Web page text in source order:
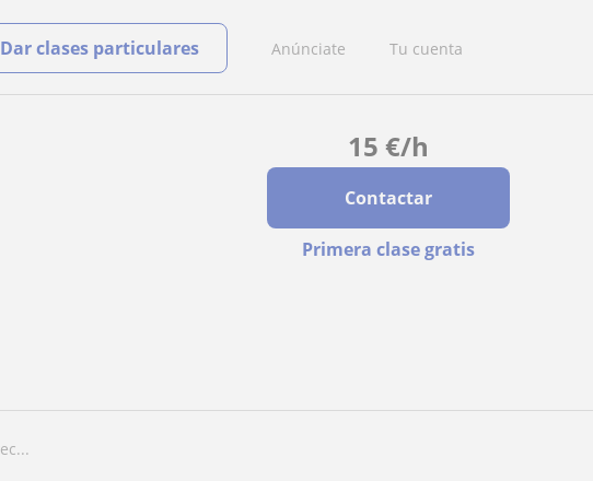
Anúnciate Tu cuenta
Dar clases particulares
15 €/h
Contactar
Primera clase gratis